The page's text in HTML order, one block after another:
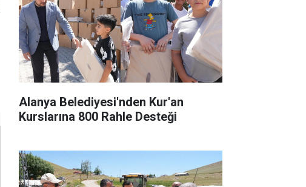
Alanya Belediyesi'nden Kur'an
Kurslarına 800 Rahle Desteği